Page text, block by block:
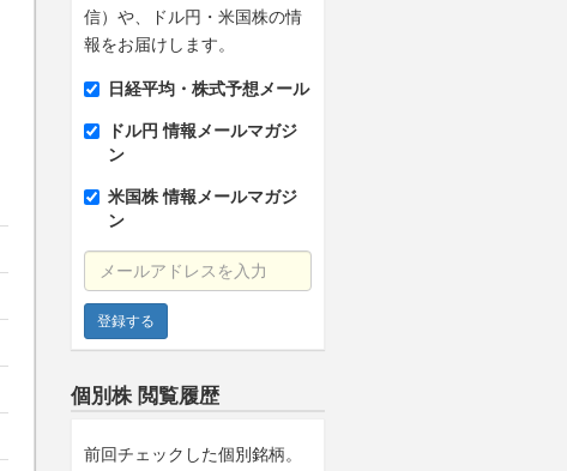
信）や、ドル円・米国株の情
報をお届けします。
日経平均・株式予想メール
ドル円 情報メールマガジ
ン
米国株 情報メールマガジ
ン
メールアドレスを入力
個別株 閲覧履歴
前回チェックした個別銘柄。